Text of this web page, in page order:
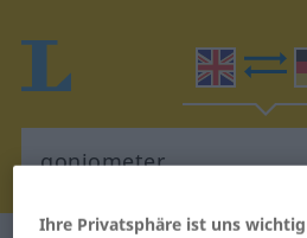
Ihre Privatsphäre ist uns wichtig